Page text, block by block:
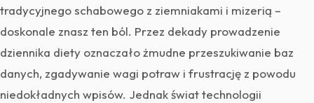
tradycyjnego schabowego z ziemniakami i mizerią –
doskonale znasz ten ból. Przez dekady prowadzenie
dziennika diety oznaczało żmudne przeszukiwanie baz
danych, zgadywanie wagi potraw i frustrację z powodu
niedokładnych wpisów. Jednak świat technologii